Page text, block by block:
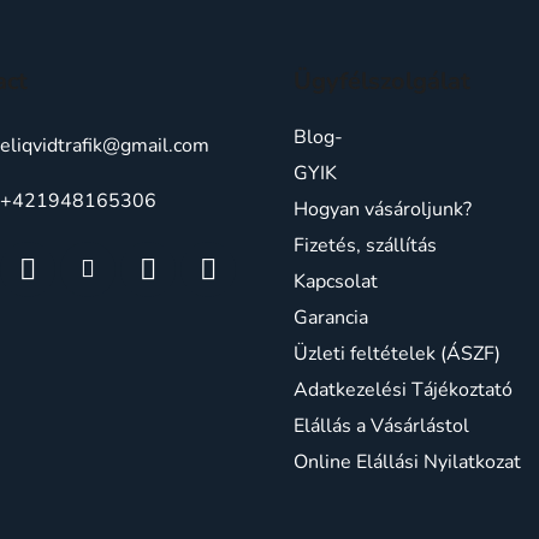
eliqvidtrafik@gmail.com
+421948165306
Blog-
GYIK
Hogyan vásároljunk?
Fizetés, szállítás
Kapcsolat
Garancia
Üzleti feltételek (ÁSZF)
Adatkezelési Tájékoztató
Elállás a Vásárlástol
Online Elállási Nyilatkozat